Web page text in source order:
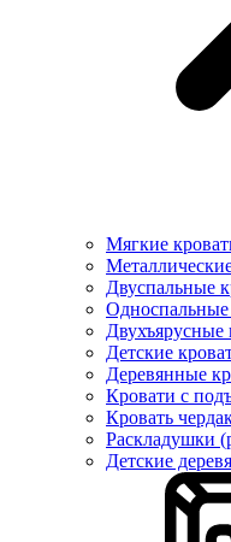
Мягкие
Двуспальные
Односпальные
Двухъярусные
Детские
Деревянные
Кровати с
Кровать
Раскладушки
Детские